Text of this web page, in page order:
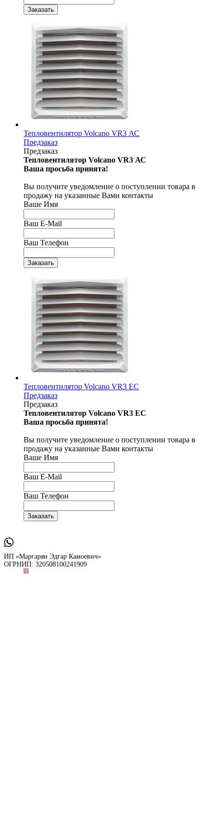
Тепловентилятор Volcano VR3 АС
Предзаказ
Предзаказ
Тепловентилятор Volcano VR3 АС
Ваша просьба принята!
Вы получите уведомление о поступлении товара в
продажу на указанные Вами контакты
Ваше Имя
Ваш E-Mail
Ваш Телефон
Тепловентилятор Volcano VR3 ЕС
Предзаказ
Предзаказ
Тепловентилятор Volcano VR3 ЕС
Ваша просьба принята!
Вы получите уведомление о поступлении товара в
продажу на указанные Вами контакты
Ваше Имя
Ваш E-Mail
Ваш Телефон
ИП «Маргарян Эдгар Камоевич»
ОГРНИП: 320508100241909